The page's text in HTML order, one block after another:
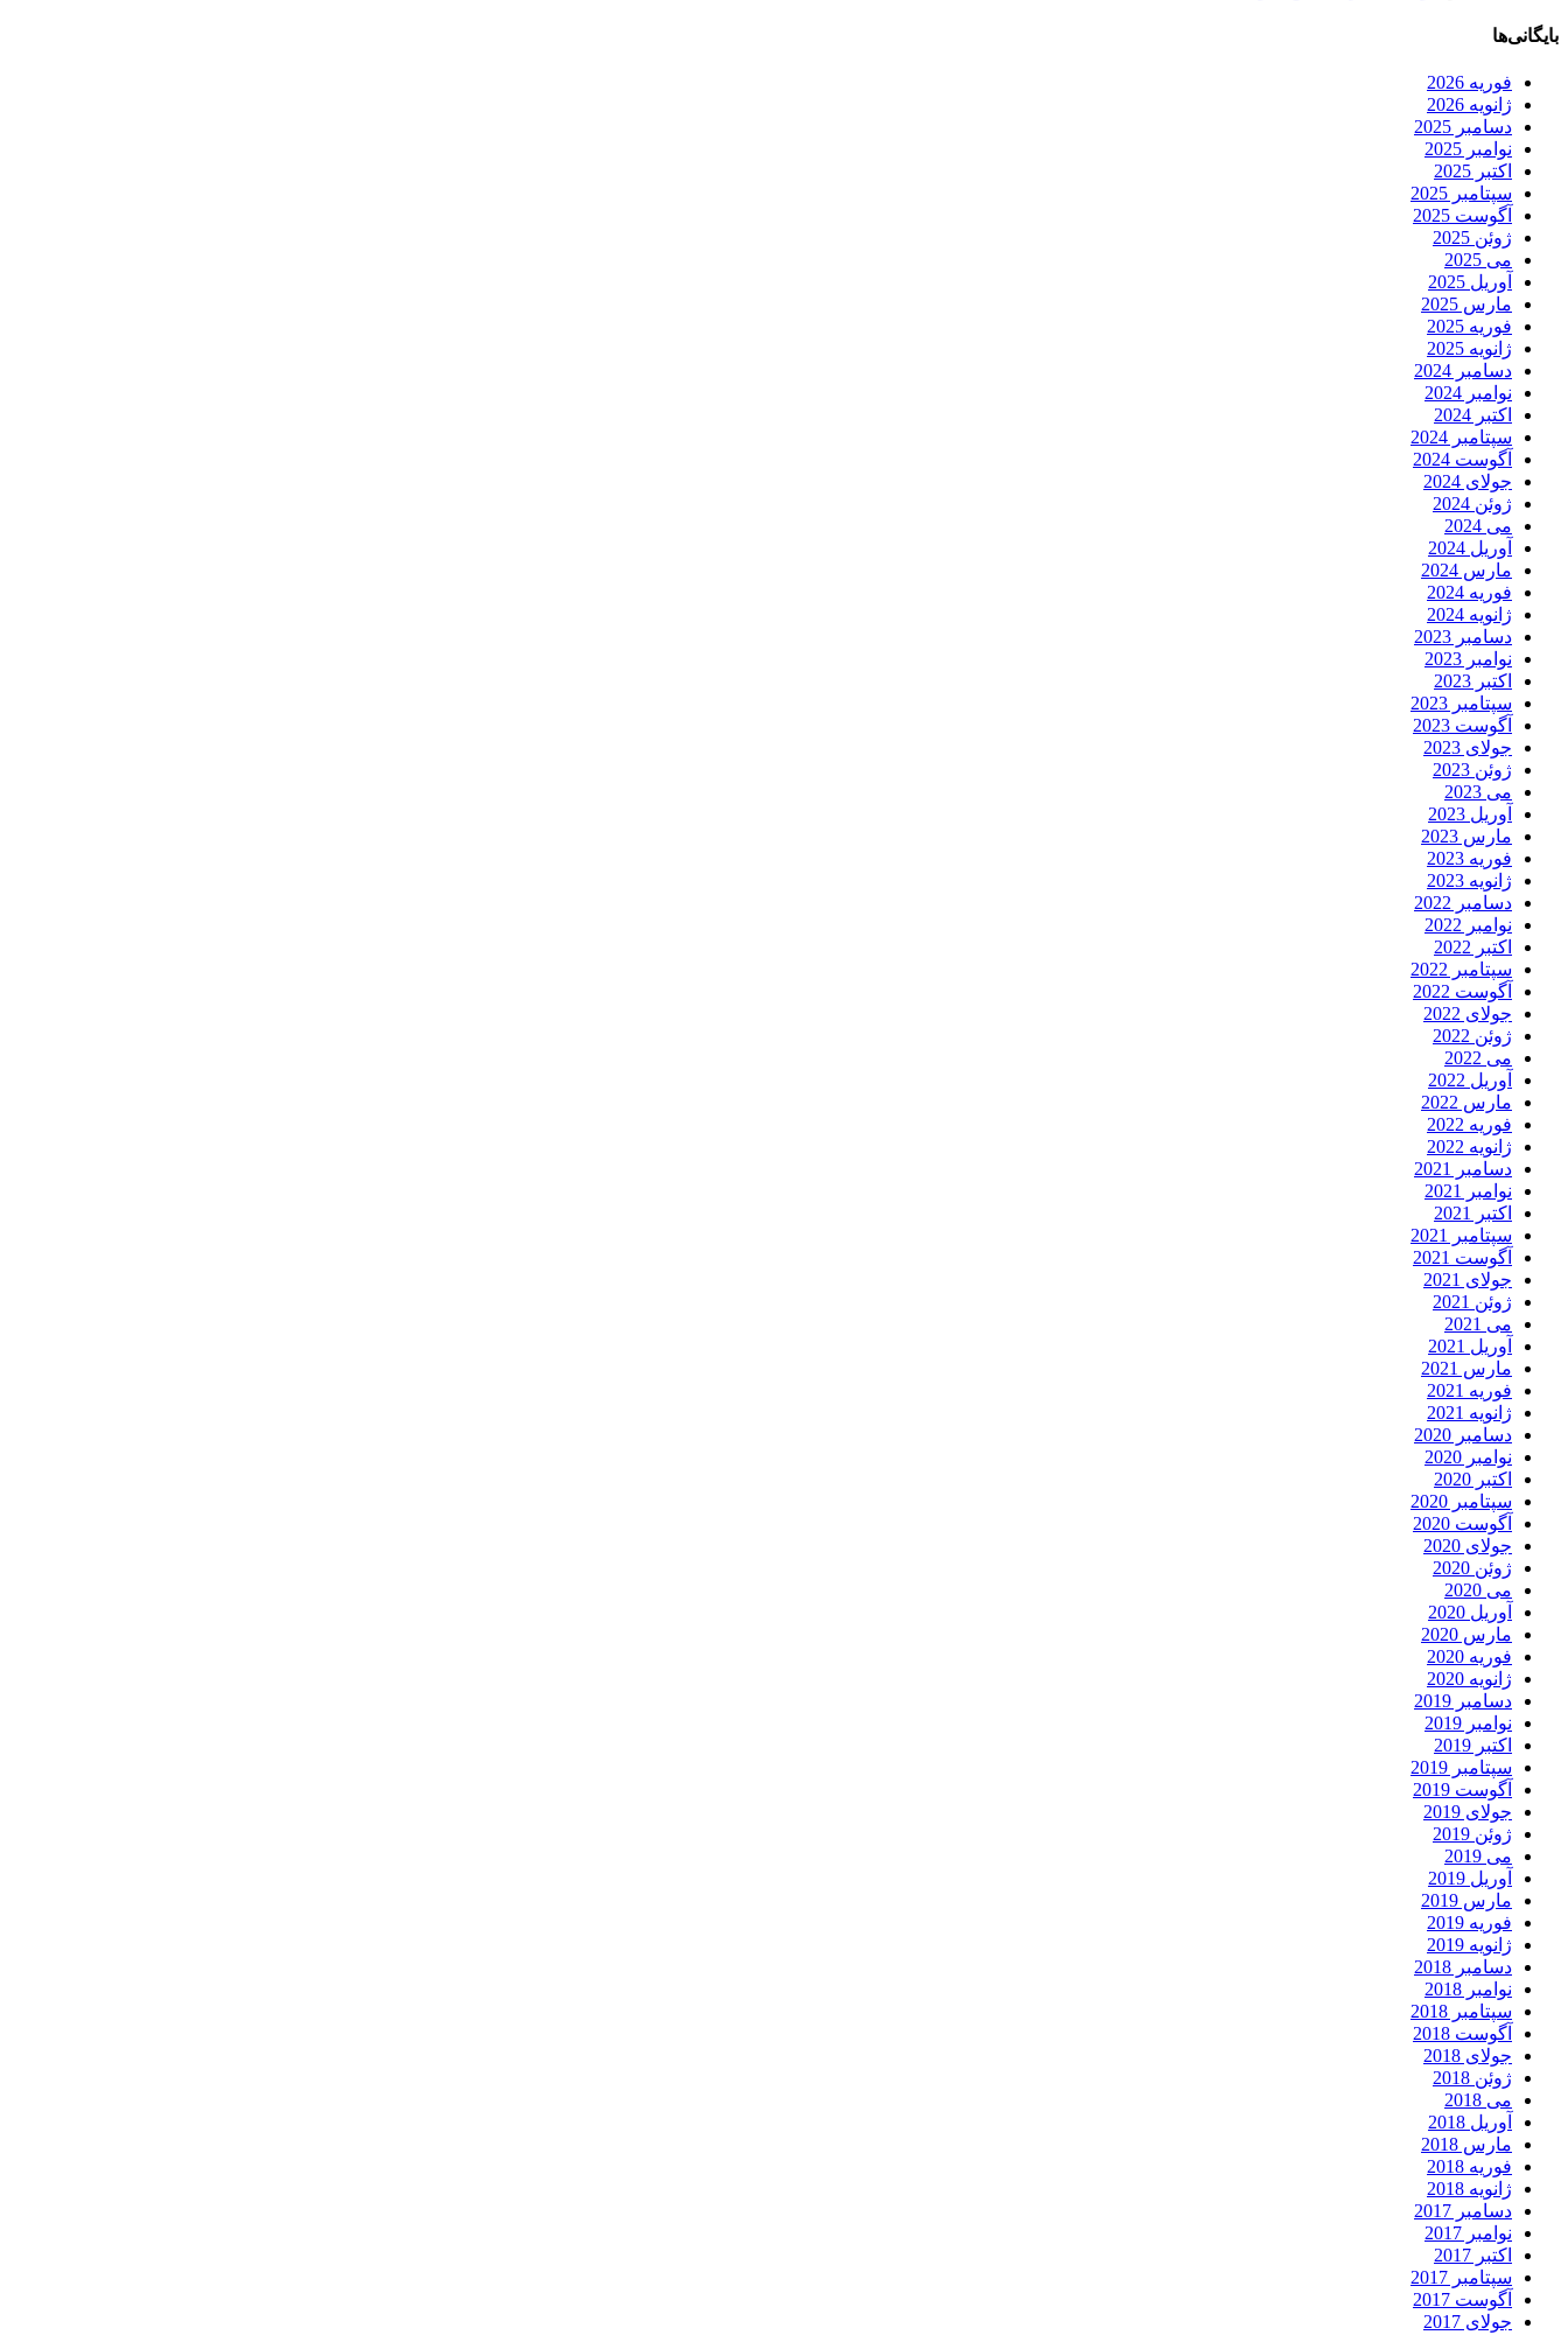
بایگانی‌ها
فوریه 2026
ژانویه 2026
دسامبر 2025
نوامبر 2025
اکتبر 2025
سپتامبر 2025
آگوست 2025
ژوئن 2025
می 2025
آوریل 2025
مارس 2025
فوریه 2025
ژانویه 2025
دسامبر 2024
نوامبر 2024
اکتبر 2024
سپتامبر 2024
آگوست 2024
جولای 2024
ژوئن 2024
می 2024
آوریل 2024
مارس 2024
فوریه 2024
ژانویه 2024
دسامبر 2023
نوامبر 2023
اکتبر 2023
سپتامبر 2023
آگوست 2023
جولای 2023
ژوئن 2023
می 2023
آوریل 2023
مارس 2023
فوریه 2023
ژانویه 2023
دسامبر 2022
نوامبر 2022
اکتبر 2022
سپتامبر 2022
آگوست 2022
جولای 2022
ژوئن 2022
می 2022
آوریل 2022
مارس 2022
فوریه 2022
ژانویه 2022
دسامبر 2021
نوامبر 2021
اکتبر 2021
سپتامبر 2021
آگوست 2021
جولای 2021
ژوئن 2021
می 2021
آوریل 2021
مارس 2021
فوریه 2021
ژانویه 2021
دسامبر 2020
نوامبر 2020
اکتبر 2020
سپتامبر 2020
آگوست 2020
جولای 2020
ژوئن 2020
می 2020
آوریل 2020
مارس 2020
فوریه 2020
ژانویه 2020
دسامبر 2019
نوامبر 2019
اکتبر 2019
سپتامبر 2019
آگوست 2019
جولای 2019
ژوئن 2019
می 2019
آوریل 2019
مارس 2019
فوریه 2019
ژانویه 2019
دسامبر 2018
نوامبر 2018
سپتامبر 2018
آگوست 2018
جولای 2018
ژوئن 2018
می 2018
آوریل 2018
مارس 2018
فوریه 2018
ژانویه 2018
دسامبر 2017
نوامبر 2017
اکتبر 2017
سپتامبر 2017
آگوست 2017
جولای 2017